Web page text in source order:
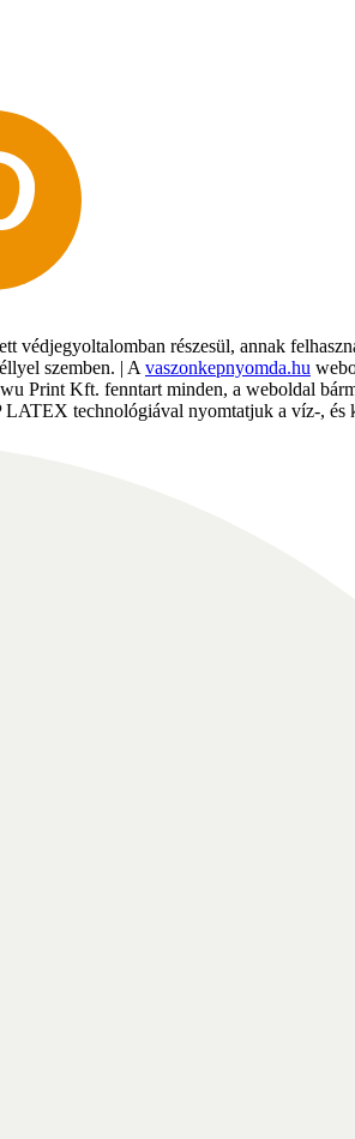
védjegyoltalomban részesül, annak
szemben. | A vaszonkepnyomda.hu
Print Kft. fenntart minden, a weboldal
technológiával nyomtatjuk a víz-, és